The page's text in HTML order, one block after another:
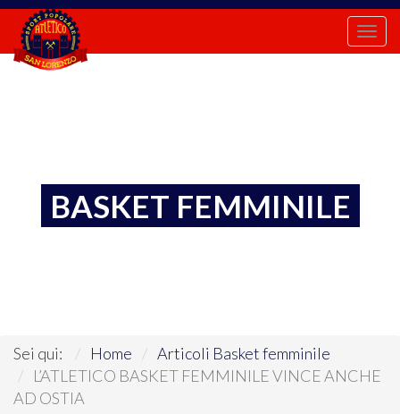
BASKET FEMMINILE
Sei qui: Home
Articoli Basket femminile
L’ATLETICO BASKET FEMMINILE VINCE ANCHE
AD OSTIA